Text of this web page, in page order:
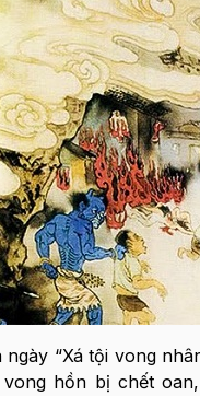
“Xá tội vong
hồn bị chết